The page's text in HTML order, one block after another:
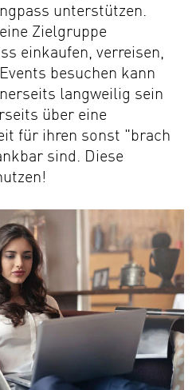
unterstützen.
Zielgruppe
einkaufen, verreisen,
besuchen kann
langweilig sein
über eine
für ihren sonst "brach
sind. Diese